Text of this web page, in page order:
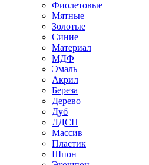
Фиолетовые
Мятные
Золотые
Синие
Материал
МДФ
Эмаль
Акрил
Береза
Дерево
Дуб
ЛДСП
Массив
Пластик
Шпон